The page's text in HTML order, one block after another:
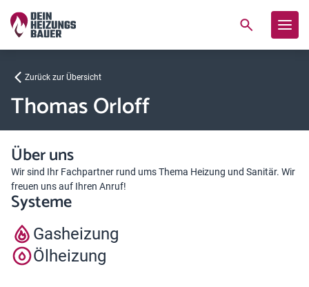
Zurück zur Übersicht
Thomas Orloff
Über uns
Wir sind Ihr Fachpartner rund ums Thema Heizung und Sanitär. Wir
freuen uns auf Ihren Anruf!
Systeme
Gasheizung
Ölheizung